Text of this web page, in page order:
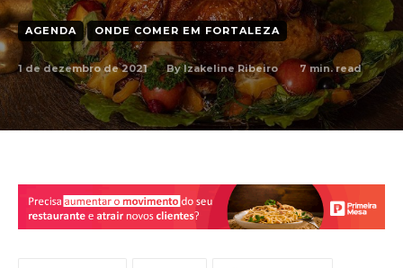
AGENDA ONDE COMER EM FORTALEZA
1 de dezembro de 2021 By Izakeline Ribeiro 7min. read